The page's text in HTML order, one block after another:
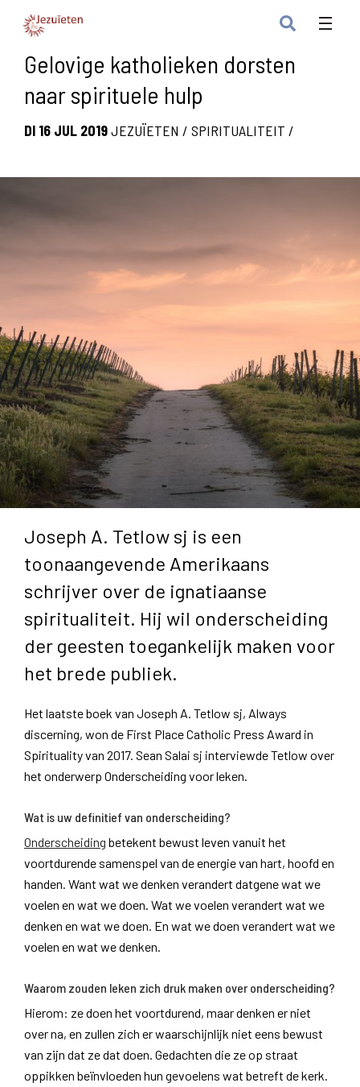
Gelovige katholieken dorsten
naar spirituele hulp
DI 16 JUL 2019JEZUÏETEN / SPIRITUALITEIT /
Joseph A. Tetlow sj is een
toonaangevende Amerikaans
schrijver over de ignatiaanse
spiritualiteit. Hij wil onderscheiding
der geesten toegankelijk maken voor
het brede publiek.
Het laatste boek van Joseph A. Tetlow sj, Always
discerning, won de First Place Catholic Press Award in
Spirituality van 2017. Sean Salai sj interviewde Tetlow over
het onderwerp Onderscheiding voor leken.
Wat is uw definitief van onderscheiding?
Onderscheiding betekent bewust leven vanuit het
voortdurende samenspel van de energie van hart, hoofd en
handen. Want wat we denken verandert datgene wat we
voelen en wat we doen. Wat we voelen verandert wat we
denken en wat we doen. En wat we doen verandert wat we
voelen en wat we denken.
Waarom zouden leken zich druk maken over onderscheiding?
Hierom: ze doen het voortdurend, maar denken er niet
over na, en zullen zich er waarschijnlijk niet eens bewust
van zijn dat ze dat doen. Gedachten die ze op straat
oppikken beïnvloeden hun gevoelens wat betreft de kerk.